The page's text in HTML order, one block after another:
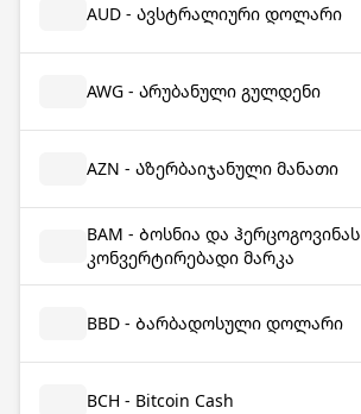
AUD - Ავსტრალიური დოლარი
AWG - Არუბანული გულდენი
AZN - Აზერბაიჯანული მანათი
BAM - Ბოსნია და ჰერცოგოვინას
კონვერტირებადი მარკა
BBD - Ბარბადოსული დოლარი
BCH - Bitcoin Cash